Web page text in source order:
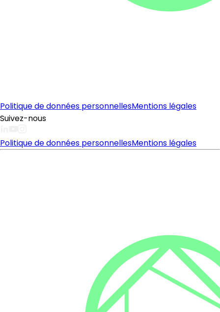
Politique de données personnellesMentions légales
Suivez-nous
Politique de données personnellesMentions légales